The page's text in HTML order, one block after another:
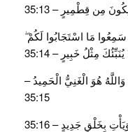
مِن قِطْمِيرٍ – 35:13
مَا اسْتَجَابُوا لَكُمْ
مِثْلُ خَبِيرٍ – 35:14
وَاللَّهُ هُوَ الْغَنِيُّ الْحَمِيدُ –
35:15
بِخَلْقٍ جَدِيدٍ – 35:16